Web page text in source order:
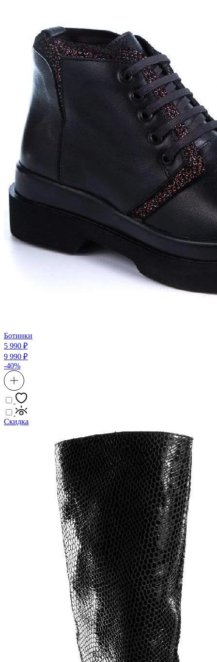
Ботинки
5 990 ₽
9 990 ₽
-40%
Скидка